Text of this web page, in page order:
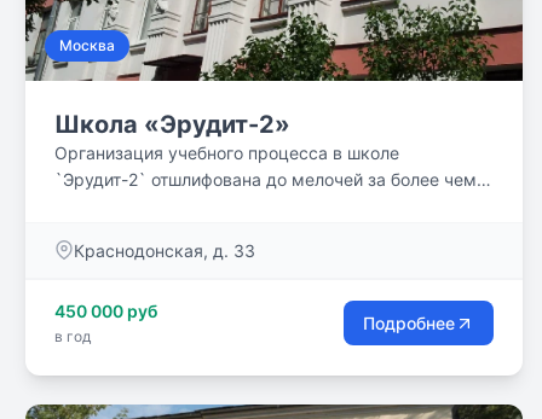
Москва
Школа «Эрудит-2»
Организация учебного процесса в школе
`Эрудит-2` отшлифована до мелочей за более чем
искорки интереса и таланта, тщательно усиливать
учебы в школе наши ребята легко сдают ЕГЭ и
поступают в лучшие ВУЗы Столицы.
Краснодонская, д. 33
450 000 руб
в год
Подробнее